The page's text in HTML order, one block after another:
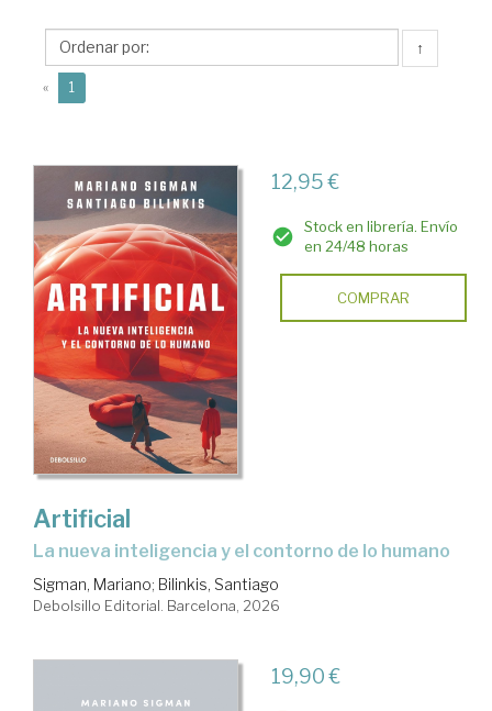
↑
« 1
12,95 €
Stock en librería. Envío
en 24/48 horas
COMPRAR
Artificial
La nueva inteligencia y el contorno de lo humano
Sigman, Mariano; Bilinkis, Santiago
Debolsillo Editorial. Barcelona, 2026
19,90 €